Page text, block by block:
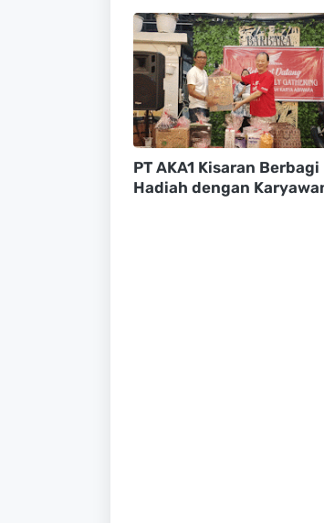
PT AKA1 Kisaran Berbagi
Hadiah dengan